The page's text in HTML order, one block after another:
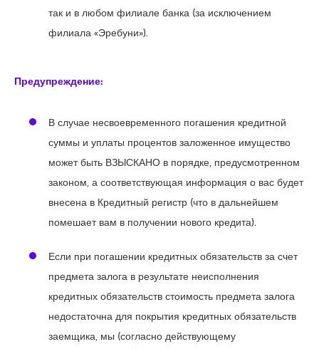
так и в любом филиале банка (за исключением
филиала «Эребуни»).
Предупреждение:
В случае несвоевременного погашения кредитной
суммы и уплаты процентов заложенное имущество
может быть ВЗЫСКАНО в порядке, предусмотренном
законом, а соответствующая информация о вас будет
внесена в Кредитный регистр (что в дальнейшем
помешает вам в получении нового кредита).
Если при погашении кредитных обязательств за счет
предмета залога в результате неисполнения
кредитных обязательств стоимость предмета залога
недостаточна для покрытия кредитных обязательств
заемщика, мы (согласно действующему